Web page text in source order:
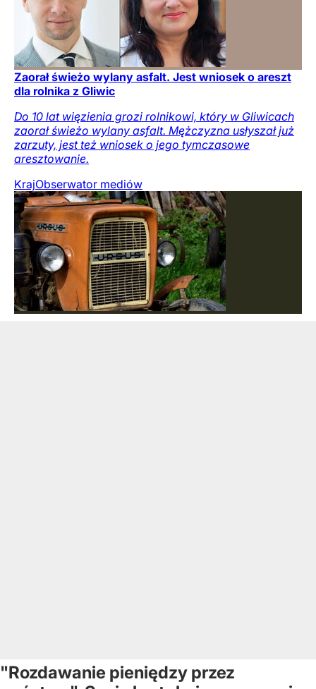
Zaorał świeżo wylany asfalt. Jest wniosek o areszt
dla rolnika z Gliwic
Do 10 lat więzienia grozi rolnikowi, który w Gliwicach
zaorał świeżo wylany asfalt. Mężczyzna usłyszał już
zarzuty, jest też wniosek o jego tymczasowe
aresztowanie.
KrajObserwator mediów
"Rozdawanie pieniędzy przez